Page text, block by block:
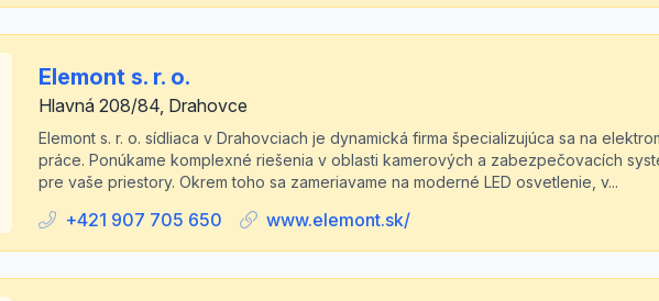
Elemont s. r. o.
Hlavná 208/84, Drahovce
Elemont s. r. o. sídliaca v Drahovciach je dynamická firma špecializujúca sa na
práce. Ponúkame komplexné riešenia v oblasti kamerových a zabezpečovacích
pre vaše priestory. Okrem toho sa zameriavame na moderné LED osvetlenie, v...
+421 907 705 650 www.elemont.sk/